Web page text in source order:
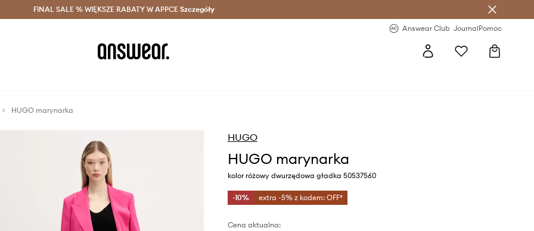
Oszczędzaj z Answear Club > Dostawa nawet w 24h >
FINAL SALE % WIĘKSZE RABATY W APPCE Szczegóły
Answear Club JournalPomoc
HUGO marynarka
HUGO
HUGO marynarka
kolor różowy dwurzędowa gładka 50537560
-10% extra -5% z kodem: OFF*
Cena aktualna: